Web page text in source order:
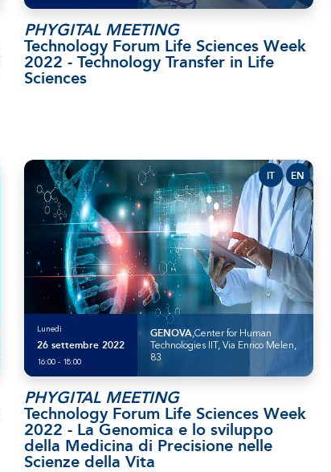
PHYGITAL MEETING
Technology Forum Life Sciences Week
2022 - Technology Transfer in Life
Sciences
Lunedì
26 settembre 2022
16:00 - 18:00
GENOVA,Center for Human
Technologies IIT, Via Enrico Melen,
83
IT EN
PHYGITAL MEETING
Technology Forum Life Sciences Week
2022 - La Genomica e lo sviluppo
della Medicina di Precisione nelle
Scienze della Vita